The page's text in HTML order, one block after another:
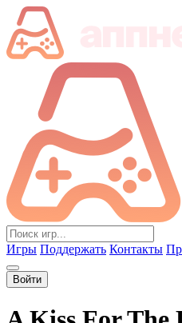
Игры Поддержать Контакты
Войти